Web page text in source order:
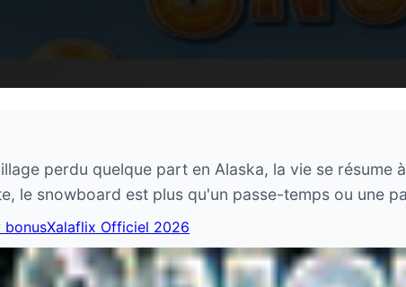
perdu quelque part en Alaska, la vie se résume
le snowboard est plus qu'un passe-temps ou une
bonusXalaflix Officiel 2026